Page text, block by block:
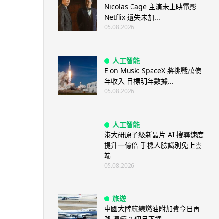
Nicolas Cage 主演未上映電影
Netflix 遺失未加...
05.08.2026
人工智能
Elon Musk: SpaceX 將挑戰萬億
年收入 目標明年數據...
05.08.2026
人工智能
港大研原子級新晶片 AI 搜尋速度
提升一億倍 手機人臉識別免上雲
端
05.08.2026
旅遊
中國大陸航線燃油附加費今日再